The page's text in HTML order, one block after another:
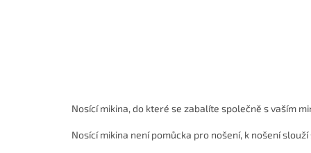
Nosící mikina, do které se zabalíte společně s vaším
Nosící mikina není pomůcka pro nošení, k nošení